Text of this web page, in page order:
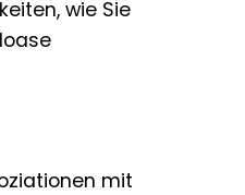
wie Sie
mit